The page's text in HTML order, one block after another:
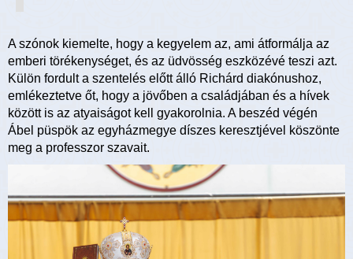
A szónok kiemelte, hogy a kegyelem az, ami átformálja az
emberi törékenységet, és az üdvösség eszközévé teszi azt.
Külön fordult a szentelés előtt álló Richárd diakónushoz,
emlékeztetve őt, hogy a jövőben a családjában és a hívek
között is az atyaiságot kell gyakorolnia. A beszéd végén
Ábel püspök az egyházmegye díszes keresztjével köszönte
meg a professzor szavait.